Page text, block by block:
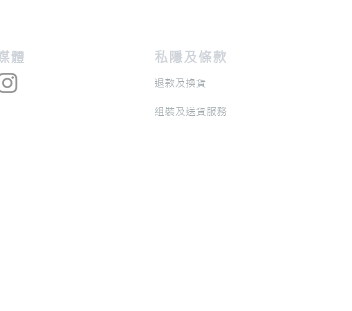
體 私隱及條款
退款及換貨
​組裝及送貨服務